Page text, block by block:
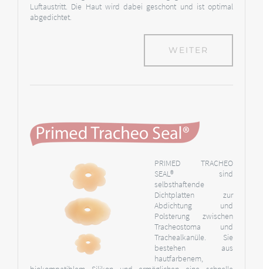
Luftaustritt. Die Haut wird dabei geschont und ist optimal
abgedichtet.
WEITER
PRIMED TRACHEO
SEAL® sind
selbsthaftende
Dichtplatten zur
Abdichtung und
Polsterung zwischen
Tracheostoma und
Trachealkanüle. Sie
bestehen aus
hautfarbenem,